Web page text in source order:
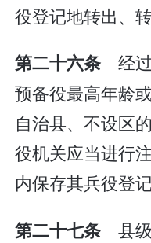
役登记地转出、转
第二十六条经
预备役最高年龄
自治县、不设区
役机关应当进行
内保存其兵役登记
第二十七条县